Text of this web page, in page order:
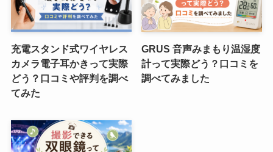
充電スタンド式ワイヤレス
カメラ電子耳かきって実際
どう？口コミや評判を調べ
てみた
GRUS 音声みまもり温湿度
計って実際どう？口コミを
調べてみました